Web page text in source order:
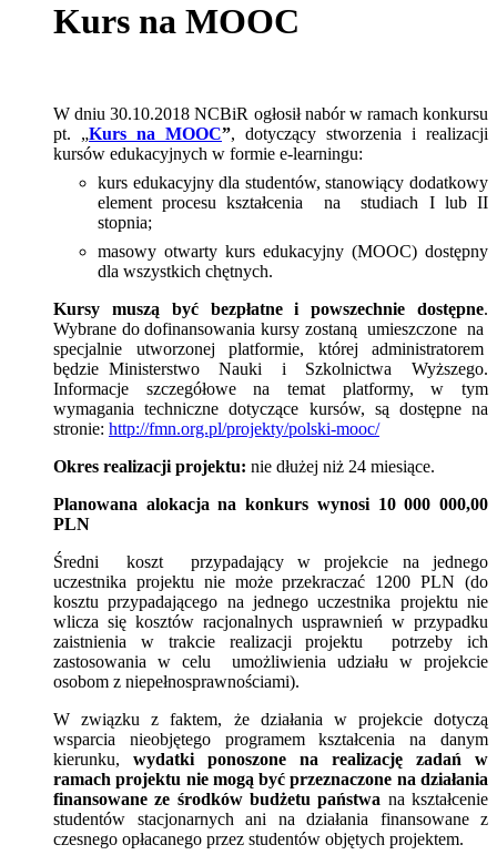
Kurs na MOOC
W dniu30.10.2018 NCBiR ogłosił nabór w ramach konkursu
pt. „Kurs na MOOC”, dotyczący stworzenia i realizacji
kursów edukacyjnych w formie e-learningu:
kurs edukacyjny dla studentów, stanowiący dodatkowy
element procesu kształcenia na studiach I lub II
stopnia;
masowy otwarty kurs edukacyjny (MOOC) dostępny
dla wszystkich chętnych.
Kursy muszą być bezpłatne i powszechnie dostępne.
Wybrane do dofinansowania kursy zostaną umieszczone na
specjalnie utworzonej platformie, której administratorem
będzie Ministerstwo Nauki i Szkolnictwa Wyższego.
Informacje szczegółowe na temat platformy, w tym
wymagania techniczne dotyczące kursów, są dostępne na
stronie: http://fmn.org.pl/projekty/polski-mooc/
Okres realizacji projektu: nie dłużej niż 24 miesiące.
Planowana alokacja na konkurs wynosi 10 000 000,00
PLN
Średni koszt przypadający w projekcie na jednego
uczestnika projektu nie może przekraczać 1200 PLN (do
kosztu przypadającego na jednego uczestnika projektu nie
wlicza się kosztów racjonalnych usprawnień w przypadku
zaistnienia w trakcie realizacji projektu potrzeby ich
zastosowania w celu umożliwienia udziału w projekcie
osobom z niepełnosprawnościami).
W związku z faktem, że działania w projekcie dotyczą
wsparcia nieobjętego programem kształcenia na danym
kierunku, wydatki ponoszone na realizację zadań w
ramach projektu nie mogą być przeznaczone na działania
finansowane ze środków budżetu państwa na kształcenie
studentów stacjonarnych ani na działania finansowane z
czesnego opłacanego przez studentów objętych projektem.